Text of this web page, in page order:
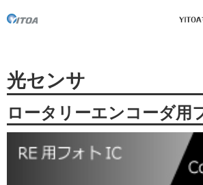
光センサ
ロータリーエンコーダ用